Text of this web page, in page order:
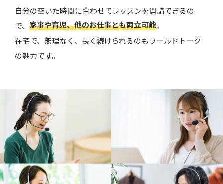
自分の空いた時間に合わせてレッスンを開講できるの
で、 家事や育児、他のお仕事とも両立可能。
在宅で、無理なく、長く続けられるのもワールドトーク
の魅力です。